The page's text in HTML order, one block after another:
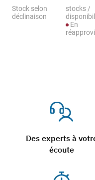
Des experts à
écoute
Stock selon
déclinaison
stocks /
En